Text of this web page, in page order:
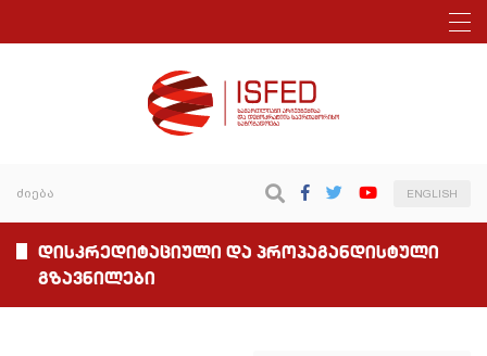
ENGLISH
დისკრედიტაციული და პროპაგანდისტული
გზავნილები